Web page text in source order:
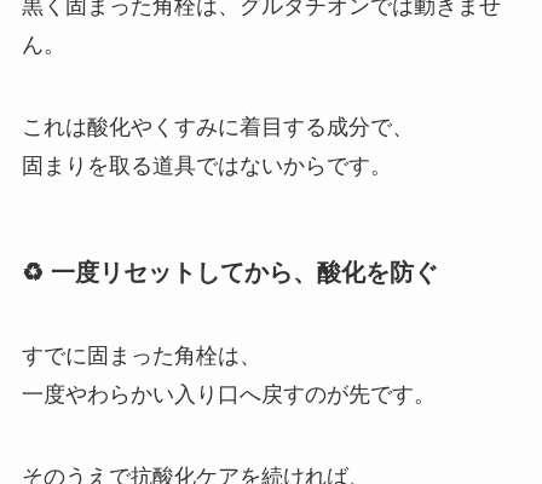
黒く固まった角栓は、グルタチオンでは動きませ
ん。
これは酸化やくすみに着目する成分で、
固まりを取る道具ではないからです。
♻️ 一度リセットしてから、酸化を防ぐ
すでに固まった角栓は、
一度やわらかい入り口へ戻すのが先です。
そのうえで抗酸化ケアを続ければ、